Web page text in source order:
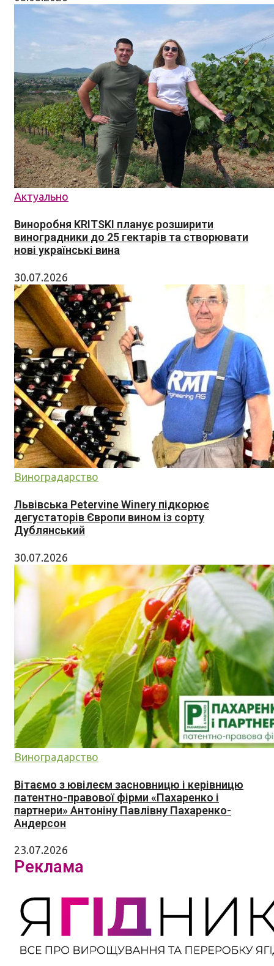
Актуально
Виноробня KRITSKI планує розширити
виноградники до 25 гектарів та створювати
нові українські вина
30.07.2026
Виноградарство
Львівська Petervine Winery підкорює
дегустаторів Європи вином із сорту
Дублянський
30.07.2026
Виноградарство
Вітаємо з ювілеєм засновницю і керівницю
патентно-правової фірми «Пахаренко і
партнери» Антоніну Павлівну Пахаренко-
Андерсон
23.07.2026
Реклама